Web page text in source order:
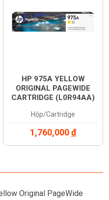
HP 975A YELLOW
ORIGINAL PAGEWIDE
CARTRIDGE (L0R94AA)
Hộp/Cartridge
1,760,000đ
Original PageWide